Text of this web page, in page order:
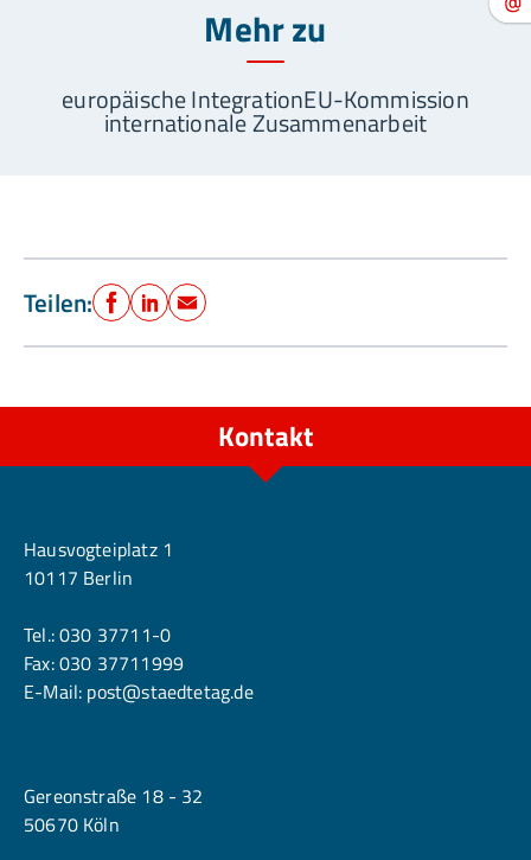
Mehr zu
europäische IntegrationEU-Kommission
internationale Zusammenarbeit
Teilen: Facebook
LinkedIn
E-Mail
Kontakt
Hausvogteiplatz 1
10117 Berlin
Tel.:030 37711-0
Fax: 030 37711999
E-Mail: post@staedtetag.de
Gereonstraße 18 - 32
50670 Köln